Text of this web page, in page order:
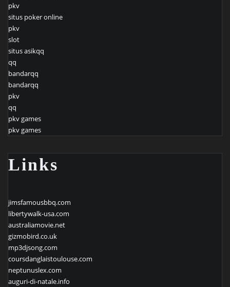
pkv
situs poker online
pkv
slot
situs asikqq
qq
bandarqq
bandarqq
pkv
qq
pkv games
pkv games
Links
jimsfamousbbq.com
libertywalk-usa.com
australiamovie.net
gizmobird.co.uk
mp3djsong.com
coursdanglaistoulouse.com
neptunuslex.com
auguri-di-natale.info